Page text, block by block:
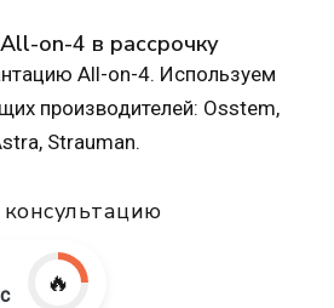
on-4 в рассрочку
All-on-4. Используем
производителей: Osstem,
Strauman.
🔥